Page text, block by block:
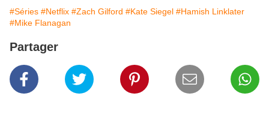
#Séries #Netflix #Zach Gilford #Kate Siegel #Hamish Linklater
#Mike Flanagan
Partager